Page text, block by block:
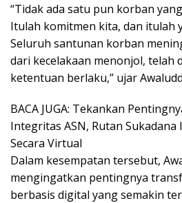
“Tidak ada satu pun korban
Itulah komitmen kita, dan itulah
Seluruh santunan korban
dari kecelakaan menonjol, telah
ketentuan berlaku,” ujar
BACA JUGA: Tekankan
Integritas ASN, Rutan Sukadana
Secara Virtual
Dalam kesempatan tersebut,
mengingatkan pentingnya
berbasis digital yang semakin